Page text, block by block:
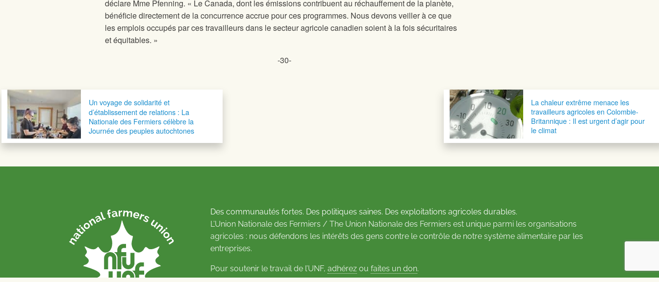
déclare Mme Pfenning. « Le Canada, dont les émissions contribuent au réchauffement de la planète,
bénéficie directement de la concurrence accrue pour ces programmes. Nous devons veiller à ce que
les emplois occupés par ces travailleurs dans le secteur agricole canadien soient à la fois sécuritaires
et équitables. »
-30-
Navigation postale
Un voyage de solidarité et
d’établissement de relations : La
Nationale des Fermiers célèbre la
Journée des peuples autochtones
La chaleur extrême menace les
travailleurs agricoles en Colombie-
Britannique : Il est urgent d’agir pour
le climat
Des communautés fortes. Des politiques saines. Des exploitations agricoles durables.
L’Union Nationale des Fermiers / The Union Nationale des Fermiers est unique parmi les organisations
agricoles : nous défendons les intérêts des gens contre le contrôle de notre système alimentaire par les
entreprises.
Pour soutenir le travail de l’UNF, adhérez ou faites un don.